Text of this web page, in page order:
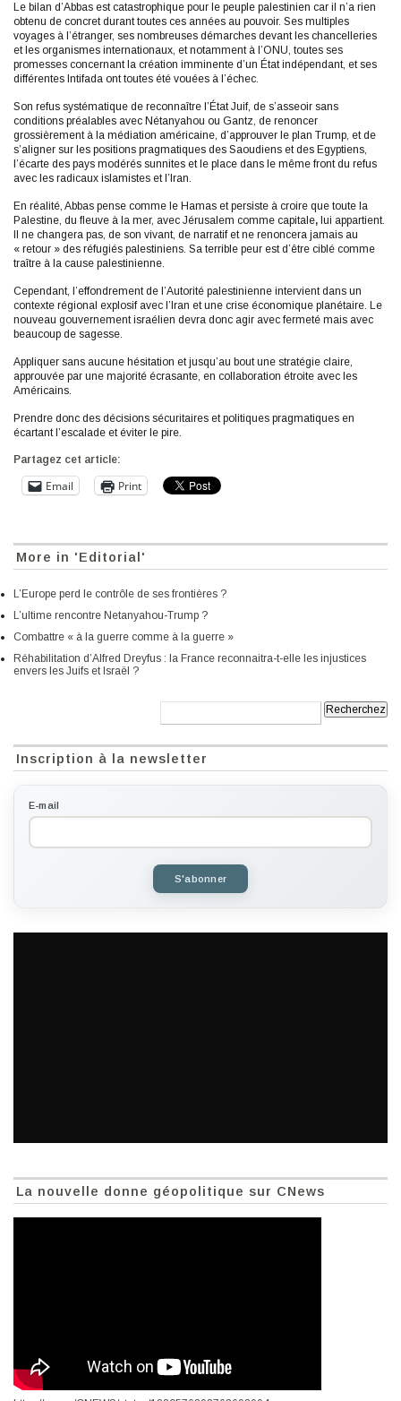
Le bilan d’Abbas est catastrophique pour le peuple palestinien car il n’a rien
obtenu de concret durant toutes ces années au pouvoir. Ses multiples
voyages à l’étranger, ses nombreuses démarches devant les chancelleries
et les organismes internationaux, et notamment à l’ONU, toutes ses
promesses concernant la création imminente d’un État indépendant, et ses
différentes Intifada ont toutes été vouées à l’échec.
Son refus systématique de reconnaître l’État Juif, de s’asseoir sans
conditions préalables avec Nétanyahou ou Gantz, de renoncer
grossièrement à la médiation américaine, d’approuver le plan Trump, et de
s’aligner sur les positions pragmatiques des Saoudiens et des Egyptiens,
l’écarte des pays modérés sunnites et le place dans le même front du refus
avec les radicaux islamistes et l’Iran.
En réalité, Abbas pense comme le Hamas et persiste à croire que toute la
Palestine, du fleuve à la mer, avec Jérusalem comme capitale, lui appartient.
Il ne changera pas, de son vivant, de narratif et ne renoncera jamais au
« retour » des réfugiés palestiniens. Sa terrible peur est d’être ciblé comme
traître à la cause palestinienne.
Cependant, l’effondrement de l’Autorité palestinienne intervient dans un
contexte régional explosif avec l’Iran et une crise économique planétaire. Le
nouveau gouvernement israélien devra donc agir avec fermeté mais avec
beaucoup de sagesse.
Appliquer sans aucune hésitation et jusqu’au bout une stratégie claire,
approuvée par une majorité écrasante, en collaboration étroite avec les
Américains.
Prendre donc des décisions sécuritaires et politiques pragmatiques en
écartant l’escalade et éviter le pire.
Partagez cet article:
Email Print
More in 'Editorial'
L’Europe perd le contrôle de ses frontières ?
L’ultime rencontre Netanyahou-Trump ?
Combattre « à la guerre comme à la guerre »
Réhabilitation d’Alfred Dreyfus : la France reconnaitra-t-elle les injustices
envers les Juifs et Israël ?
Inscription à la newsletter
E-mail
S'abonner
La nouvelle donne géopolitique sur CNews